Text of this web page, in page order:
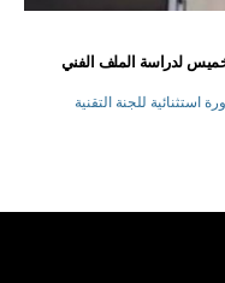
لدراسة الملف الفني
استثنائية للجنة التقنية